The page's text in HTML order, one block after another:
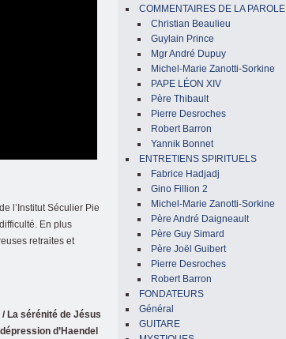
COMMENTAIRES DE LA PAROLE
Christian Beaulieu
Guylain Prince
Mgr André Dupuy
Michel-Marie Zanotti-Sorkine
PAPE LÉON XIV
Père Thibault
Pierre Desroches
Robert Barron
Yannik Bonnet
ENTRETIENS SPIRITUELS
Fabrice Hadjadj
Gino Fillion 2
Michel-Marie Zanotti-Sorkine
Père André Daigneault
Père Guy Simard
Père Joël Guibert
Pierre Desroches
Robert Barron
FONDATEURS
Général
GUITARE
l’Institut Séculier Pie
En plus
retraites et
La sérénité de Jésus
d’Haendel